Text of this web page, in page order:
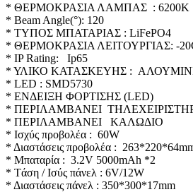
* ΘΕΡΜΟΚΡΑΣΙΑ ΛΑΜΠΑΣ : 6200K
* Beam Angle(°): 120
* TYΠΟΣ ΜΠΑΤΑΡΙΑΣ : LiFePO4
* ΘΕΡΜΟΚΡΑΣΙΑ ΛΕΙΤΟΥΡΓΙΑΣ: -
* IP Rating: Ip65
* ΥΛΙΚΟ ΚΑΤΑΣΚΕΥΗΣ :
* LΕD : SMD5730
* ENΔΕΙΞΗ ΦΟΡΤΙΣΗΣ (LED)
* ΠEΡΙΛΑΜΒΑΝΕΙ
* ΠEΡΙΛΑΜΒΑΝΕΙ ΚΑΛΩΔΙΟ
* Ισχύς προβολέα : 60W
* Διαστάσεις προβολέα :
* Μπαταρία : 3.2V 5000mAh *2
* Tάση / Ισύς πάνελ : 6V/12W
* Διαστάσεις πάνελ : 350*300*17mm